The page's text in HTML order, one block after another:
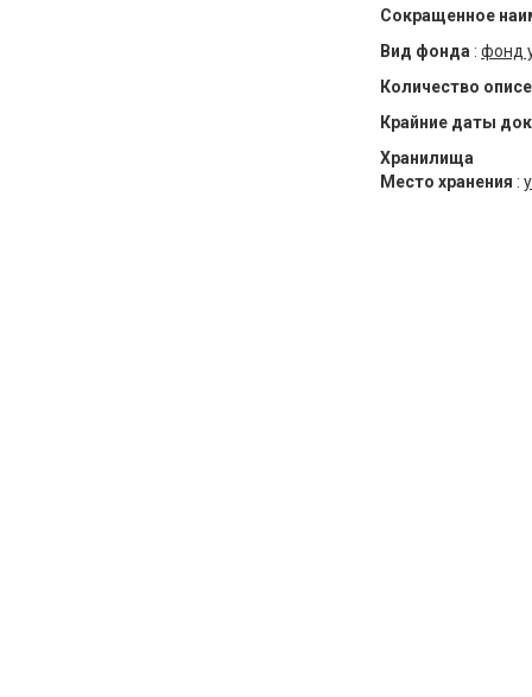
Сокращенное
Вид фонда : фонд
Количество
Крайние даты
Хранилища
Место хранения :